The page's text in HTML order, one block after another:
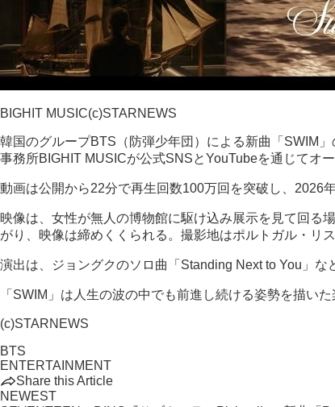
BIGHIT MUSIC(c)STARNEWS
韓国のグループBTS（防弾少年団）による新曲「SWIM
事務所BIGHIT MUSICが公式SNSとYouTubeを通じてオー
動画は公開から22分で再生回数100万回を突破し、2026
映像は、女性が無人の博物館に駆け込み展示を見て回る
がり、映像は締めくくられる。撮影地はポルトガル・リ
演出は、ジョングクのソロ曲「Standing Next to You」な
「SWIM」は人生の波の中でも前進し続ける姿勢を描い
(c)STARNEWS
BTS
ENTERTAINMENT
Share this Article
NEWEST